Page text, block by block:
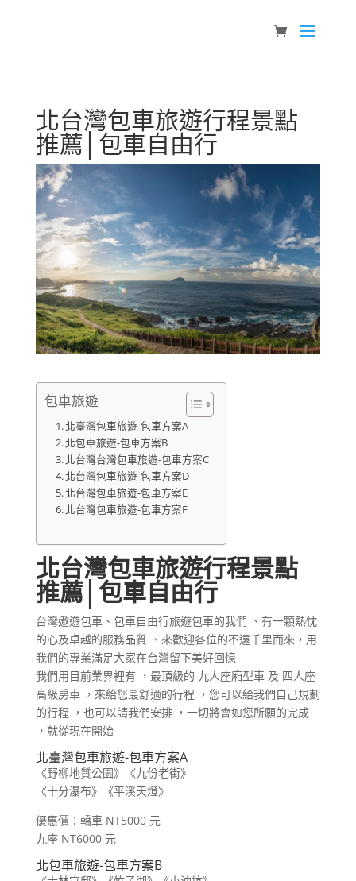
北台灣包車旅遊行程景點
推薦│包車自由行
包車旅遊
北臺灣包車旅遊-包車方案A
北包車旅遊-包車方案B
北台灣台灣包車旅遊-包車方案C
北台灣包車旅遊-包車方案D
北台灣包車旅遊-包車方案E
北台灣包車旅遊-包車方案F
北台灣包車旅遊行程景點
推薦│包車自由行
台灣遨遊包車、包車自由行旅遊包車的我們 、有一顆熱忱
的心及卓越的服務品質 、來歡迎各位的不遠千里而來，用
我們的專業滿足大家在台灣留下美好回憶
我們用目前業界裡有 ，最頂級的 九人座廂型車 及 四人座
高級房車 ，來給您最舒適的行程 ，您可以給我們自己規劃
的行程 ，也可以請我們安排 ，一切將會如您所願的完成
，就從現在開始
北臺灣包車旅遊-包車方案A
《野柳地質公園》《九份老街》
《十分瀑布》《平溪天燈》
優惠價：轎車 NT5000 元
九座 NT6000 元
北包車旅遊-包車方案B